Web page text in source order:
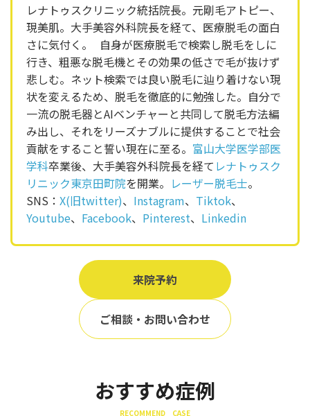
レナトゥスクリニック統括院長。元剛毛アトピー、
現美肌。大手美容外科院長を経て、医療脱毛の面白
さに気付く。 自身が医療脱毛で検索し脱毛をしに
行き、粗悪な脱毛機とその効果の低さで毛が抜けず
悲しむ。ネット検索では良い脱毛に辿り着けない現
状を変えるため、脱毛を徹底的に勉強した。自分で
一流の脱毛器とAIベンチャーと共同して脱毛方法編
み出し、それをリーズナブルに提供することで社会
貢献をすること誓い現在に至る。 富山大学医学部医
学科卒業後、大手美容外科院長を経て レナトゥスク
リニック東京田町院を開業。 レーザー脱毛士。
SNS： X(旧twitter)、 Instagram、 Tiktok、
Youtube、 Facebook、 Pinterest、 Linkedin
来院予約
ご相談・お問い合わせ
おすすめ症例
RECOMMEND CASE